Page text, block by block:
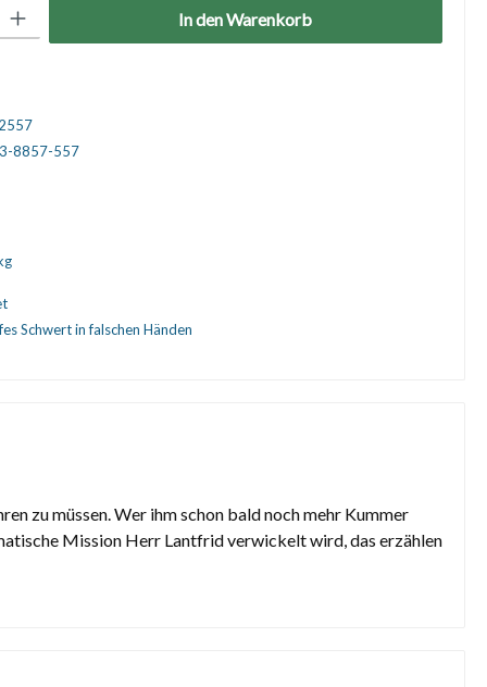
In den Warenkorb
2557
8857-557
Schwert in falschen Händen
zu müssen. Wer ihm schon bald noch mehr Kummer
Mission Herr Lantfrid verwickelt wird, das erzählen